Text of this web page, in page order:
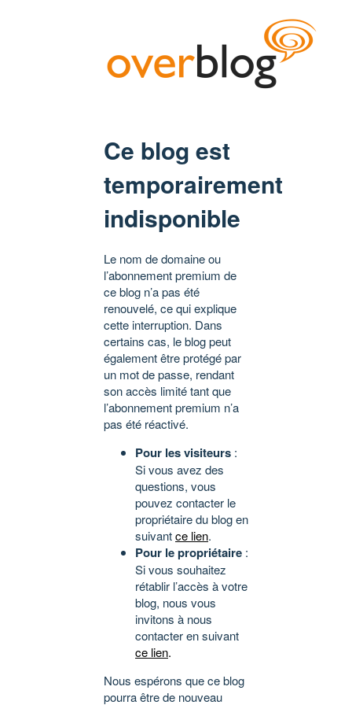
Ce blog est
temporairement
indisponible
Le nom de domaine ou
l’abonnement premium de
ce blog n’a pas été
renouvelé, ce qui explique
cette interruption. Dans
certains cas, le blog peut
également être protégé par
un mot de passe, rendant
son accès limité tant que
l’abonnement premium n’a
pas été réactivé.
Pour les visiteurs :
Si vous avez des
questions, vous
pouvez contacter le
propriétaire du blog en
suivantce lien.
Pour le propriétaire :
Si vous souhaitez
rétablir l’accès à votre
blog, nous vous
invitons à nous
contacter en suivant
ce lien.
Nous espérons que ce blog
pourra être de nouveau